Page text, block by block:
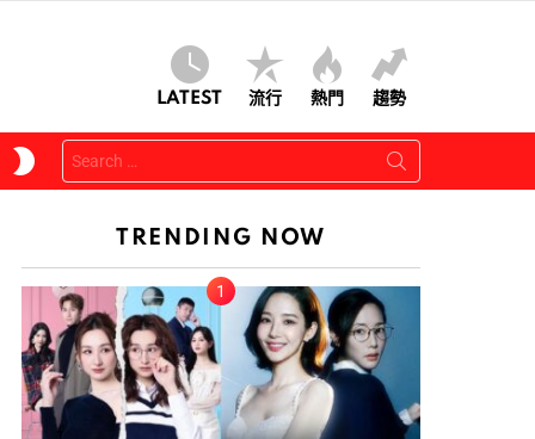
LATEST 流行 熱門 趨勢
SKIN
Search
for:
TRENDING NOW